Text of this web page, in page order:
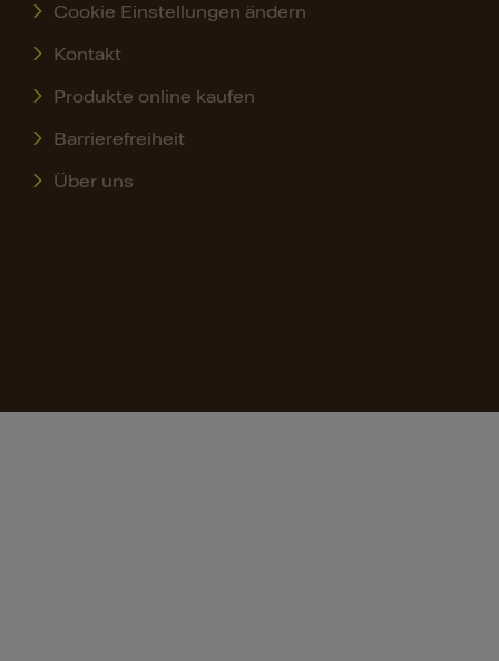
Cookie Einstellungen ändern
Kontakt
Produkte online kaufen
Barrierefreiheit
Über uns